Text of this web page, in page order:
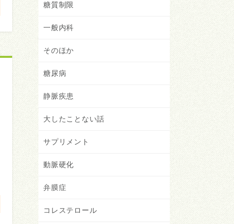
糖質制限
一般内科
そのほか
糖尿病
静脈疾患
大したことない話
サプリメント
動脈硬化
弁膜症
コレステロール